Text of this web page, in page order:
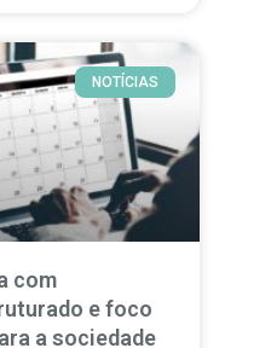
NOTÍCIAS
com
e foco
a sociedade